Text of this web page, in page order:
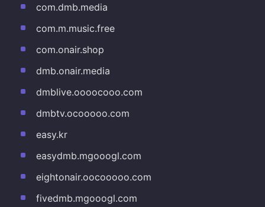
com.dmb.media
com.m.music.free
com.onair.shop
dmb.onair.media
dmblive.oooocooo.com
dmbtv.ocooooo.com
easy.kr
easydmb.mgooogl.com
eightonair.oocooooo.com
fivedmb.mgooogl.com